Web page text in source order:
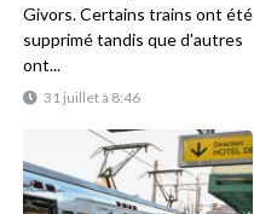
31 juillet à 8:46
Givors. Certains trains ont été
supprimé tandis que d'autres
ont...